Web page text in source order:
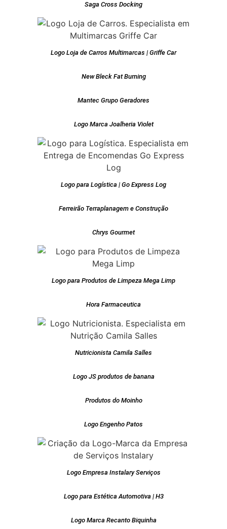
Saga Cross Docking
Logo Loja de Carros Multimarcas | Griffe Car
New Bleck Fat Burning
Mantec Grupo Geradores
Logo Marca Joalheria Violet
Logo para Logística | Go Express Log
Ferreirão Terraplanagem e Construção
Chrys Gourmet
Logo para Produtos de Limpeza Mega Limp
Hora Farmaceutica
Nutricionista Camila Salles
Logo JS produtos de banana
Produtos do Moinho
Logo Engenho Patos
Logo Empresa Instalary Serviços
Logo para Estética Automotiva | H3
Logo Marca Recanto Biquinha